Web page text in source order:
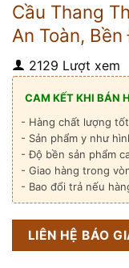
Cầu Thang
An Toàn,
2129 Lượt xem
CAM KẾT KHI BÁN
- Hàng chất lượng
- Sản phẩm y như
- Độ bền sản phẩm
- Giao hàng trong
- Bao đổi trả nếu
LIÊN HỆ BÁO